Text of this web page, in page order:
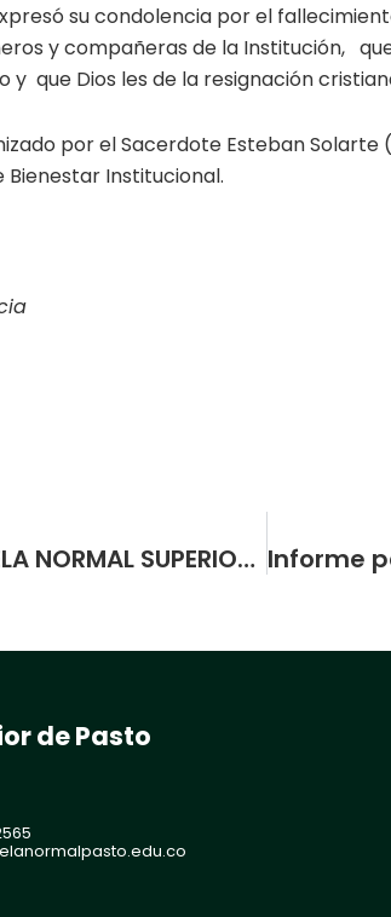
su condolencia por el
y compañeras de la Institución,
y que Dios les de la resignación
por el Sacerdote Esteban
Bienestar Institucional.
RECTOR DE LA ESCUELA NORMAL SUPERIOR DE PASTO SE REUNIO CON EL MINISTRO DE HACIENDA.
de Pasto